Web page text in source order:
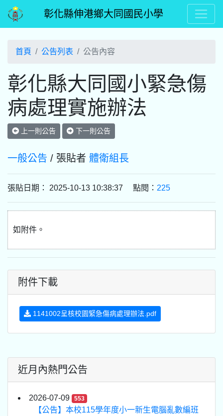
彰化縣伸港鄉大同國民小學
首頁 公告列表 公告內容
彰化縣大同國小緊急傷
病處理實施辦法
上一則公告 下一則公告
一般公告 / 張貼者 體衛組長
張貼日期： 2025-10-13 10:38:37 點閱： 225
如附件。
附件下載
1141002呈核校園緊急傷病處理辦法.pdf
近月內熱門公告
2026-07-09 553
【公告】本校115學年度小一新生電腦亂數編班